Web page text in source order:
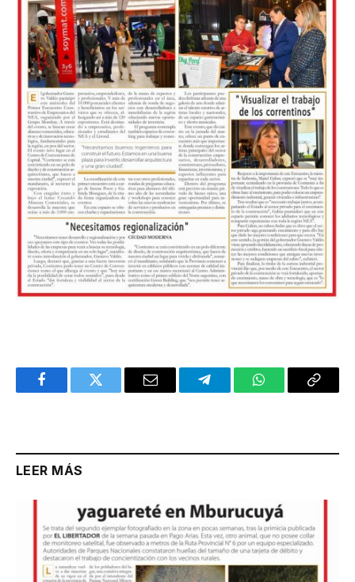
FacebookTwitter Email TelegramWhatsAppCopy
LEER MÁS